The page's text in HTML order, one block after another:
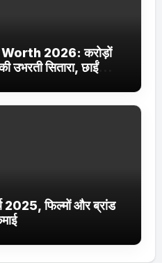
2026: करोड़ों
उभरती सितारा, छाईं
2025, फिल्मों और ब्रांड